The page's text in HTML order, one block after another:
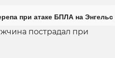
при атаке БПЛА на Энгельс